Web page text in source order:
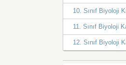
10. Sınıf Biyoloji
11. Sınıf Biyoloji
12. Sınıf Biyoloji